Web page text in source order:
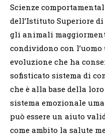
Scienze
dell’Istituto Superiore
gli animali
condividono con
evoluzione che ha
sofisticato sistema di
che è alla base della
sistema emozionale
può essere un aiuto
come ambito la salute